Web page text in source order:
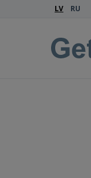
LV RU